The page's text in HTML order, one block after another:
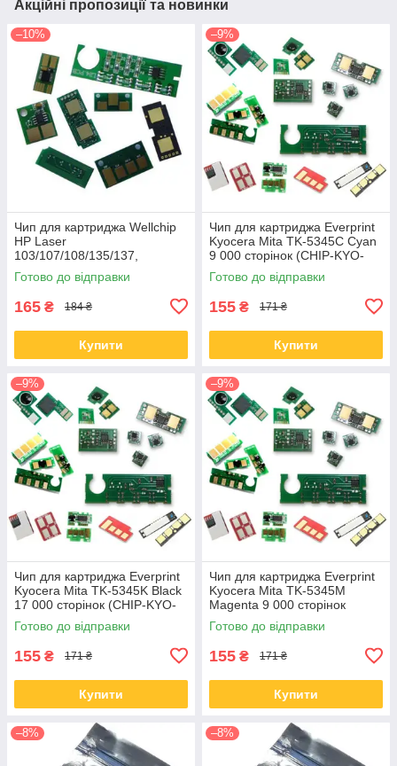
Акційні пропозиції та новинки
–10%
Чип для картриджа Wellchip
HP Laser
103/107/108/135/137,
W1106A, 1K (CHW1106A)
Готово до відправки
165 ₴ 184 ₴
Купити
–9%
Чип для картриджа Everprint
Kyocera Mita TK-5345C Cyan
9 000 сторінок (CHIP-KYO-
TK-5345C)
Готово до відправки
155 ₴ 171 ₴
Купити
–9%
Чип для картриджа Everprint
Kyocera Mita TK-5345K Black
17 000 сторінок (CHIP-KYO-
TK-5345K)
Готово до відправки
155 ₴ 171 ₴
Купити
–9%
Чип для картриджа Everprint
Kyocera Mita TK-5345M
Magenta 9 000 сторінок
(CHIP-KYO-TK-5345M)
Готово до відправки
155 ₴ 171 ₴
Купити
–8% –8%